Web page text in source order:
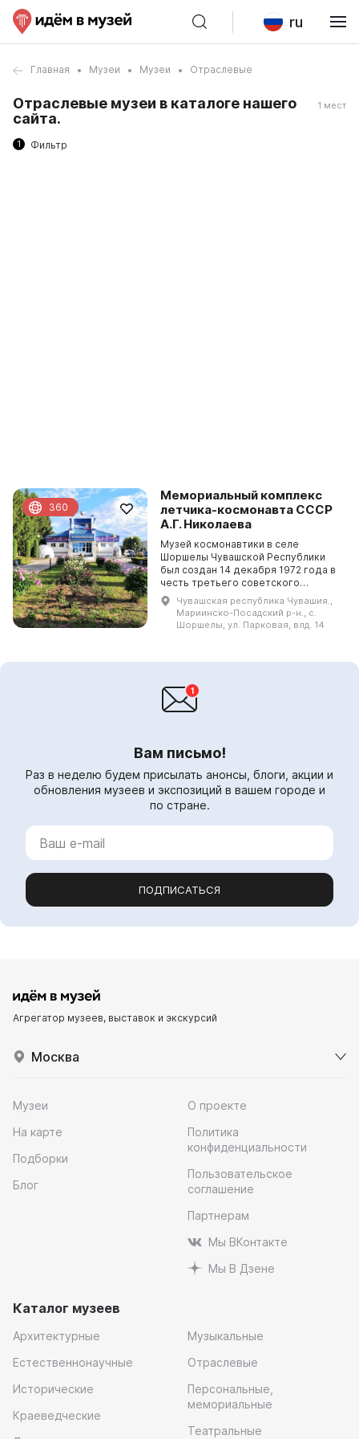
ru
Главная Музеи Музеи Отраслевые
Отраслевые музеи в каталоге нашего
сайта.
1 мест
1 Фильтр
Мемориальный комплекс
летчика-космонавта СССР
А.Г. Николаева
Музей космонавтики в селе
Шоршелы Чувашской Республики
был создан 14 декабря 1972 года в
честь третьего советского
космонавта А. Г. Николаева. Он
состоит из Музея космонавтики,
Дома-музея семьи Никола...
Чувашская республика Чувашия.,
Мариинско-Посадский р-н., с.
Шоршелы, ул. Парковая, влд. 14
360
Вам письмо!
Раз в неделю будем присылать анонсы, блоги, акции и
обновления музеев и экспозиций в вашем городе и
по стране.
ПОДПИСАТЬСЯ
Агрегатор музеев, выставок и экскурсий
Москва
Музеи
На карте
Подборки
Блог
О проекте
Политика
конфиденциальности
Пользовательское
соглашение
Партнерам
Мы ВКонтакте
Мы В Дзене
Каталог музеев
Архитектурные
Естественнонаучные
Исторические
Краеведческие
Музыкальные
Отраслевые
Персональные,
мемориальные
Театральные